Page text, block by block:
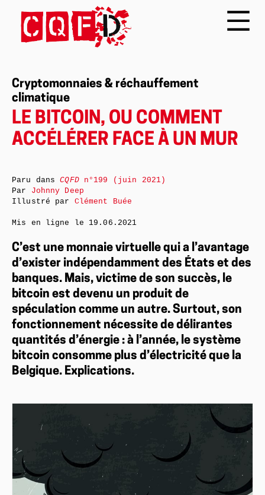
Cryptomonnaies & réchauffement
climatique
LE BITCOIN, OU COMMENT
ACCÉLÉRER FACE À UN MUR
C’est une monnaie virtuelle qui a l’avantage
d’exister indépendamment des États et des
banques. Mais, victime de son succès, le
bitcoin est devenu un produit de
spéculation comme un autre. Surtout, son
fonctionnement nécessite de délirantes
quantités d’énergie : à l’année, le système
bitcoin consomme plus d’électricité que la
Belgique. Explications.
Paru dansCQFDn°199 (juin 2021)
Par Johnny Deep
Illustré par Clément Buée
Mis en ligne le 19.06.2021